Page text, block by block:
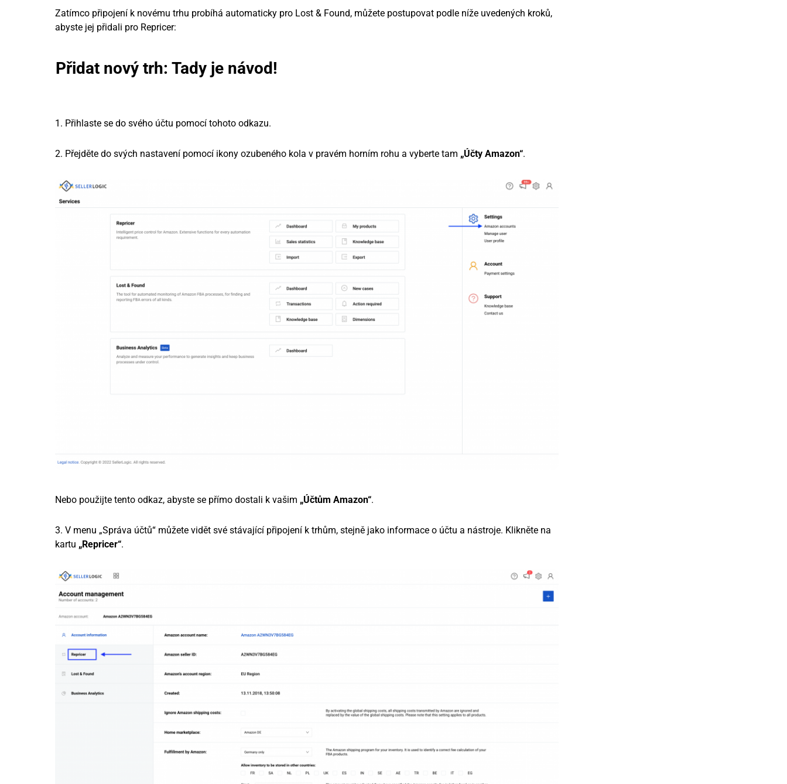
Zatímco připojení k novému trhu probíhá automaticky pro Lost & Found, můžete postupovat podle níže uvedených kroků,
abyste jej přidali pro Repricer:
Přidat nový trh: Tady je návod!
1. Přihlaste se do svého účtu pomocí tohoto odkazu.
2. Přejděte do svých nastavení pomocí ikony ozubeného kola v pravém horním rohu a vyberte tam „Účty Amazon“.
Nebo použijte tento odkaz, abyste se přímo dostali k vašim „Účtům Amazon“.
3. V menu „Správa účtů“ můžete vidět své stávající připojení k trhům, stejně jako informace o účtu a nástroje. Klikněte na
kartu „Repricer“.